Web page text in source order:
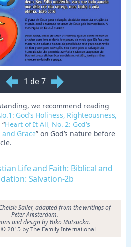
1 de 7
we recommend reading
God’s Holiness, Righteousness,
Heart of It All, No. 2: God’s
and Grace” on God’s nature before
Life and Faith: Biblical and
Salvation-2b
Chelsie Saller, adapted from the writings of
Peter Amsterdam.
and design by Yoko Matsuoka.
2015 by The Family International